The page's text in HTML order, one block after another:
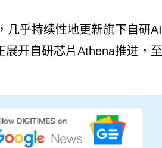
几乎持续性地更新旗下自研AI
开自研芯片Athena推进，至